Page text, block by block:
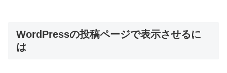
WordPressの投稿ページで表示させるに
は